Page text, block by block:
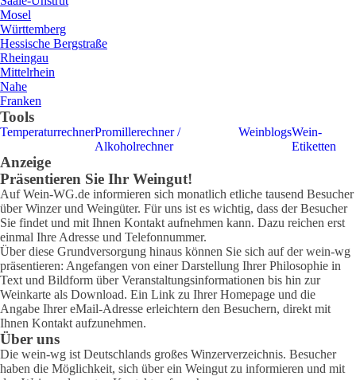
Mosel
Württemberg
Hessische Bergstraße
Rheingau
Mittelrhein
Nahe
Franken
Tools
TemperaturrechnerPromillerechner /
Alkoholrechner
WeinblogsWein-
Etiketten
Anzeige
Präsentieren Sie Ihr Weingut!
Auf Wein-WG.de informieren sich monatlich etliche tausend Besucher
über Winzer und Weingüter. Für uns ist es wichtig, dass der Besucher
Sie findet und mit Ihnen Kontakt aufnehmen kann. Dazu reichen erst
einmal Ihre Adresse und Telefonnummer.
Über diese Grundversorgung hinaus können Sie sich auf der wein-wg
präsentieren: Angefangen von einer Darstellung Ihrer Philosophie in
Text und Bildform über Veranstaltungsinformationen bis hin zur
Weinkarte als Download. Ein Link zu Ihrer Homepage und die
Angabe Ihrer eMail-Adresse erleichtern den Besuchern, direkt mit
Ihnen Kontakt aufzunehmen.
Über uns
Die wein-wg ist Deutschlands großes Winzerverzeichnis. Besucher
haben die Möglichkeit, sich über ein Weingut zu informieren und mit